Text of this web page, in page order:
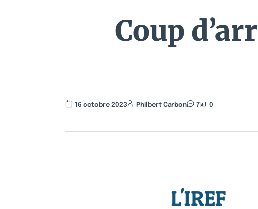
Coup
16 octobre 2023 Philbert Carbon 7 0